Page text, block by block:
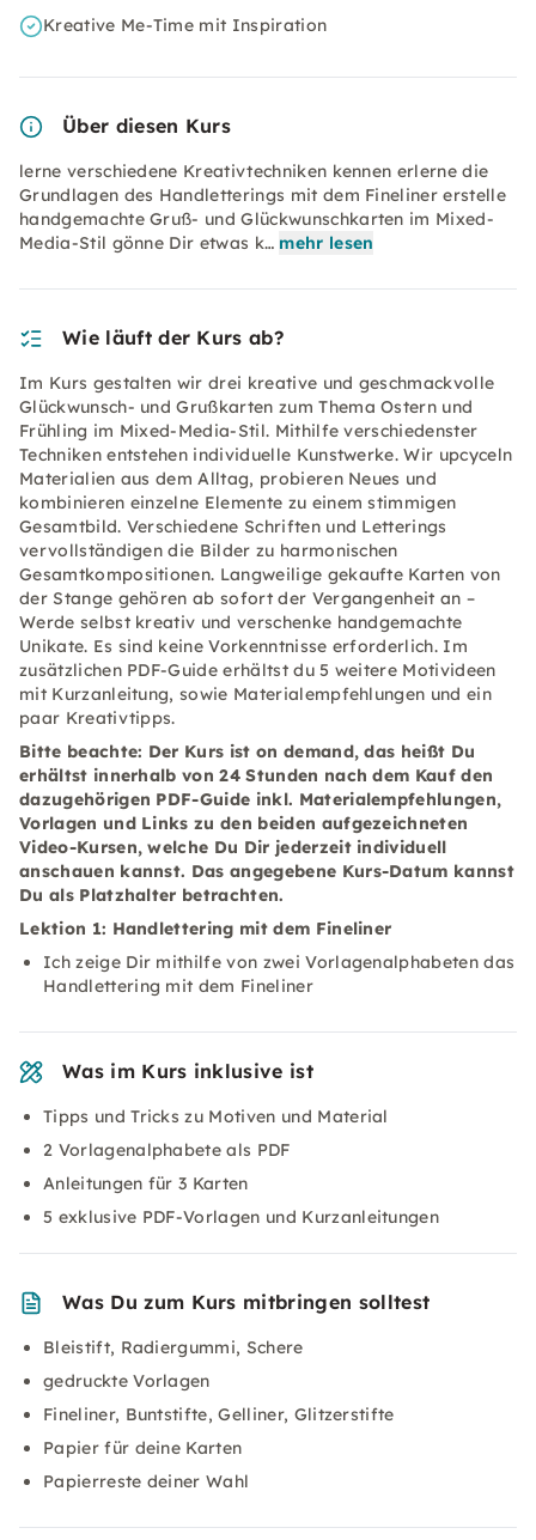
Kreative Me-Time mit Inspiration
Über diesen Kurs
lerne verschiedene Kreativtechniken kennen erlerne die
Grundlagen des Handletterings mit dem Fineliner erstelle
handgemachte Gruß- und Glückwunschkarten im Mixed-
Media-Stil gönne Dir etwas k… mehr lesen
Wie läuft der Kurs ab?
Im Kurs gestalten wir drei kreative und geschmackvolle
Glückwunsch- und Grußkarten zum Thema Ostern und
Frühling im Mixed-Media-Stil. Mithilfe verschiedenster
Techniken entstehen individuelle Kunstwerke. Wir upcyceln
Materialien aus dem Alltag, probieren Neues und
kombinieren einzelne Elemente zu einem stimmigen
Gesamtbild. Verschiedene Schriften und Letterings
vervollständigen die Bilder zu harmonischen
Gesamtkompositionen. Langweilige gekaufte Karten von
der Stange gehören ab sofort der Vergangenheit an –
Werde selbst kreativ und verschenke handgemachte
Unikate. Es sind keine Vorkenntnisse erforderlich. Im
zusätzlichen PDF-Guide erhältst du 5 weitere Motivideen
mit Kurzanleitung, sowie Materialempfehlungen und ein
paar Kreativtipps.
Bitte beachte: Der Kurs ist on demand, das heißt Du
erhältst innerhalb von 24 Stunden nach dem Kauf den
dazugehörigen PDF-Guide inkl. Materialempfehlungen,
Vorlagen und Links zu den beiden aufgezeichneten
Video-Kursen, welche Du Dir jederzeit individuell
anschauen kannst. Das angegebene Kurs-Datum kannst
Du als Platzhalter betrachten.
Lektion 1: Handlettering mit dem Fineliner
Ich zeige Dir mithilfe von zwei Vorlagenalphabeten das
Handlettering mit dem Fineliner
Was im Kurs inklusive ist
Tipps und Tricks zu Motiven und Material
2 Vorlagenalphabete als PDF
Anleitungen für 3 Karten
5 exklusive PDF-Vorlagen und Kurzanleitungen
Was Du zum Kurs mitbringen solltest
Bleistift, Radiergummi, Schere
gedruckte Vorlagen
Fineliner, Buntstifte, Gelliner, Glitzerstifte
Papier für deine Karten
Papierreste deiner Wahl